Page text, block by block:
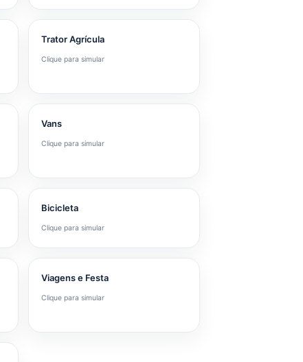
Trator Agrícula
Clique para simular
Vans
Clique para simular
Bicicleta
Clique para simular
Viagens e Festa
Clique para simular